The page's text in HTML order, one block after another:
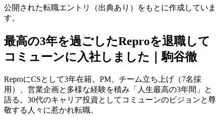
公開された転職エントリ（出典あり）をもとに作成していま
す。
最高の3年を過ごしたReproを退職して
コミューンに入社しました｜駒谷徹
ReproにCSとして3年在籍。PM、チーム立ち上げ（7名採
用）、営業企画と多様な経験を積み「人生最高の3年間」と
語る。30代のキャリア投資としてコミューンのビジョンと尊
敬する人々に惹かれ転職。